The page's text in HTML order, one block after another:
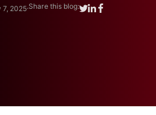
7, 2025.Share this blog: